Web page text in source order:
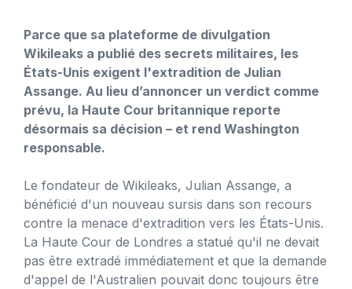
Parce que sa plateforme de divulgation
Wikileaks a publié des secrets militaires, les
États-Unis exigent l'extradition de Julian
Assange. Au lieu d’annoncer un verdict comme
prévu, la Haute Cour britannique reporte
désormais sa décision – et rend Washington
responsable.
Le fondateur de Wikileaks, Julian Assange, a
bénéficié d'un nouveau sursis dans son recours
contre la menace d'extradition vers les États-Unis.
La Haute Cour de Londres a statué qu'il ne devait
pas être extradé immédiatement et que la demande
d'appel de l'Australien pouvait donc toujours être